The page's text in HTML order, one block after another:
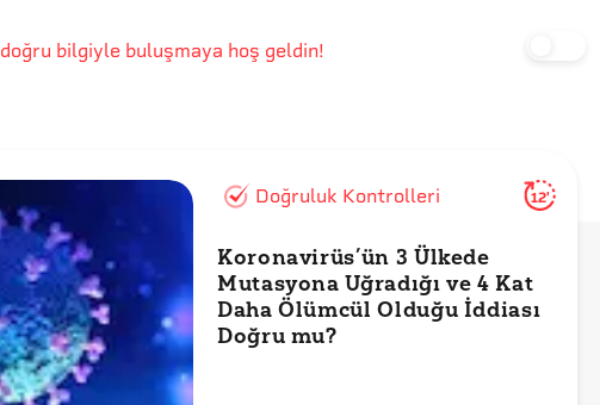
doğru bilgiyle buluşmaya hoş geldin!
Doğruluk Kontrolleri 12'
Koronavirüs’ün 3 Ülkede
Mutasyona Uğradığı ve 4 Kat
Daha Ölümcül Olduğu İddiası
Doğru mu?